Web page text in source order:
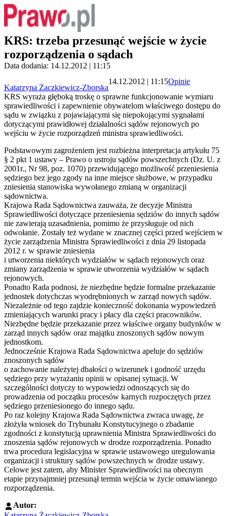
KRS: trzeba przesunąć wejście w życie
rozporządzenia o sądach
Data dodania: 14.12.2012 | 11:15
Katarzyna Żaczkiewicz-Zborska
14.12.2012 | 11:15Opinie
KRS wyraża głęboką troskę o sprawne funkcjonowanie wymiaru
sprawiedliwości i zapewnienie obywatelom właściwego dostępu do
sądu w związku z pojawiającymi się niepokojącymi sygnałami
dotyczącymi prawidłowej działalności sądów rejonowych po
wejściu w życie rozporządzeń ministra sprawiedliwości.
Podstawowym zagrożeniem jest rozbieżna interpretacja artykułu 75
§ 2 pkt 1 ustawy – Prawo o ustroju sądów powszechnych (Dz. U. z
2001r., Nr 98, poz. 1070) przewidującego możliwość przeniesienia
sędziego bez jego zgody na inne miejsce służbowe, w przypadku
zniesienia stanowiska wywołanego zmianą w organizacji
sądownictwa.
Krajowa Rada Sądownictwa zauważa, że decyzje Ministra
Sprawiedliwości dotyczące przeniesienia sędziów do innych sądów
nie zawierają uzasadnienia, pomimo że przysługuje od nich
odwołanie. Zostały też wydane w znacznej części przed wejściem w
życie zarządzenia Ministra Sprawiedliwości z dnia 29 listopada
2012 r. w sprawie zniesienia
i utworzenia niektórych wydziałów w sądach rejonowych oraz
zmiany zarządzenia w sprawie utworzenia wydziałów w sądach
rejonowych.
Ponadto Rada podnosi, że niezbędne będzie formalne przekazanie
jednostek dotychczas wyodrębnionych w zarząd nowych sądów.
Niezależnie od tego zajdzie konieczność dokonania wypowiedzeń
zmieniających warunki pracy i płacy dla części pracowników.
Niezbędne będzie przekazanie przez właściwe organy budynków w
zarząd innych sądów oraz majątku znoszonych sądów nowym
jednostkom.
Jednocześnie Krajowa Rada Sądownictwa apeluje do sędziów
znoszonych sądów
o zachowanie należytej dbałości o wizerunek i godność urzędu
sędziego przy wyrażaniu opinii w opisanej sytuacji. W
szczególności dotyczy to wypowiedzi odnoszących się do
prowadzenia od początku procesów karnych rozpoczętych przez
sędziego przeniesionego do innego sądu.
Po raz kolejny Krajowa Rada Sądownictwa zwraca uwagę, że
złożyła wniosek do Trybunału Konstytucyjnego o zbadanie
zgodności z konstytucją uprawnienia Ministra Sprawiedliwości do
znoszenia sądów rejonowych w drodze rozporządzenia. Ponadto
trwa procedura legislacyjna w sprawie ustawowego uregulowania
organizacji i struktury sądów powszechnych w drodze ustawy.
Celowe jest zatem, aby Minister Sprawiedliwości na obecnym
etapie przynajmniej przesunął termin wejścia w życie omawianego
rozporządzenia.
Autor: